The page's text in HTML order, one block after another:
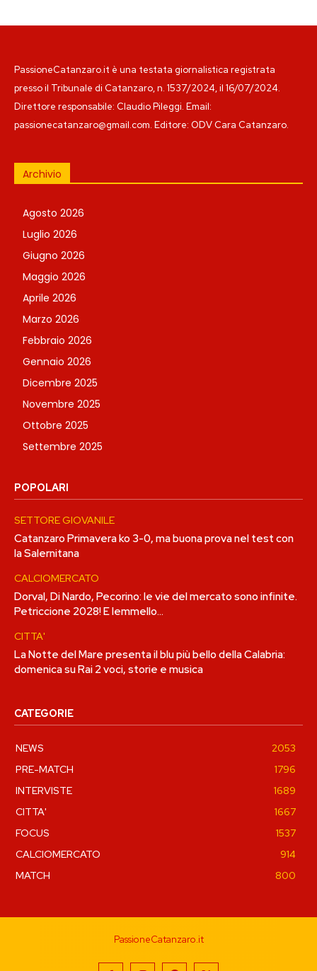
PassioneCatanzaro.it è una testata giornalistica registrata
presso il Tribunale di Catanzaro, n. 1537/2024, il 16/07/2024.
Direttore responsabile: Claudio Pileggi. Email:
passionecatanzaro@gmail.com. Editore: ODV Cara Catanzaro.
Archivio
Agosto 2026
Luglio 2026
Giugno 2026
Maggio 2026
Aprile 2026
Marzo 2026
Febbraio 2026
Gennaio 2026
Dicembre 2025
Novembre 2025
Ottobre 2025
Settembre 2025
POPOLARI
SETTORE GIOVANILE
Catanzaro Primavera ko 3-0, ma buona prova nel test con
la Salernitana
CALCIOMERCATO
Dorval, Di Nardo, Pecorino: le vie del mercato sono infinite.
Petriccione 2028! E Iemmello…
CITTA'
La Notte del Mare presenta il blu più bello della Calabria:
domenica su Rai 2 voci, storie e musica
CATEGORIE
NEWS
2053
PRE-MATCH
1796
INTERVISTE
1689
CITTA'
1667
FOCUS
1537
CALCIOMERCATO
914
MATCH
800
PassioneCatanzaro.it